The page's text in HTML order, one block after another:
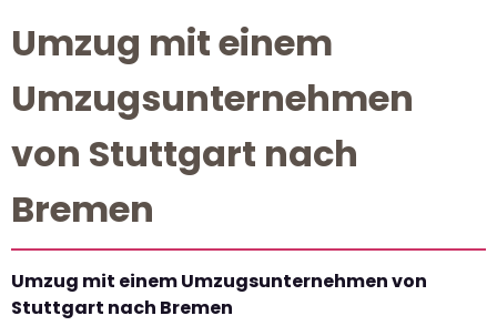
Umzug mit einem
Umzugsunternehmen
von Stuttgart nach
Bremen
Umzug mit einem Umzugsunternehmen von
Stuttgart nach Bremen